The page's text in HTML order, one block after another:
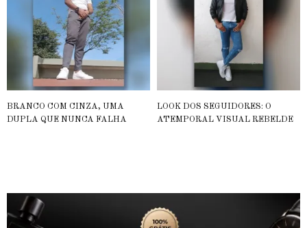
BRANCO COM CINZA, UMA
DUPLA QUE NUNCA FALHA
LOOK DOS SEGUIDORES: O
ATEMPORAL VISUAL REBELDE